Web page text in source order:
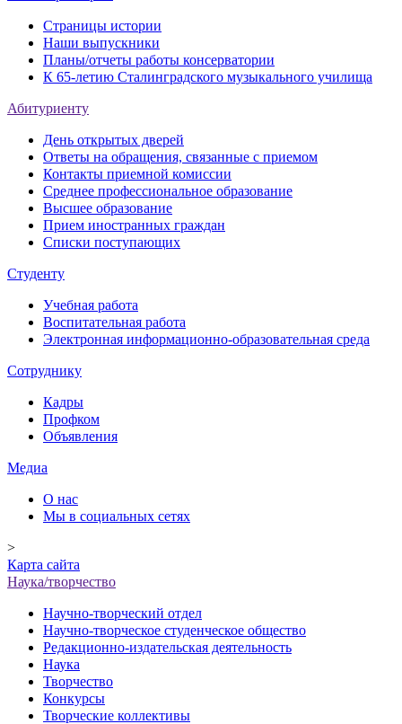
Страницы истории
Наши выпускники
Планы/отчеты работы консерватории
К 65-летию Сталинградского музыкального училища
Абитуриенту
День открытых дверей
Ответы на обращения, связанные с приемом
Контакты приемной комиссии
Среднее профессиональное образование
Высшее образование
Прием иностранных граждан
Списки поступающих
Студенту
Учебная работа
Воспитательная работа
Электронная информационно-образовательная среда
Сотруднику
Кадры
Профком
Объявления
Медиа
О нас
Мы в социальных сетях
>
Карта сайта
Наука/творчество
Научно-творческий отдел
Научно-творческое студенческое общество
Редакционно-издательская деятельность
Наука
Творчество
Конкурсы
Творческие коллективы